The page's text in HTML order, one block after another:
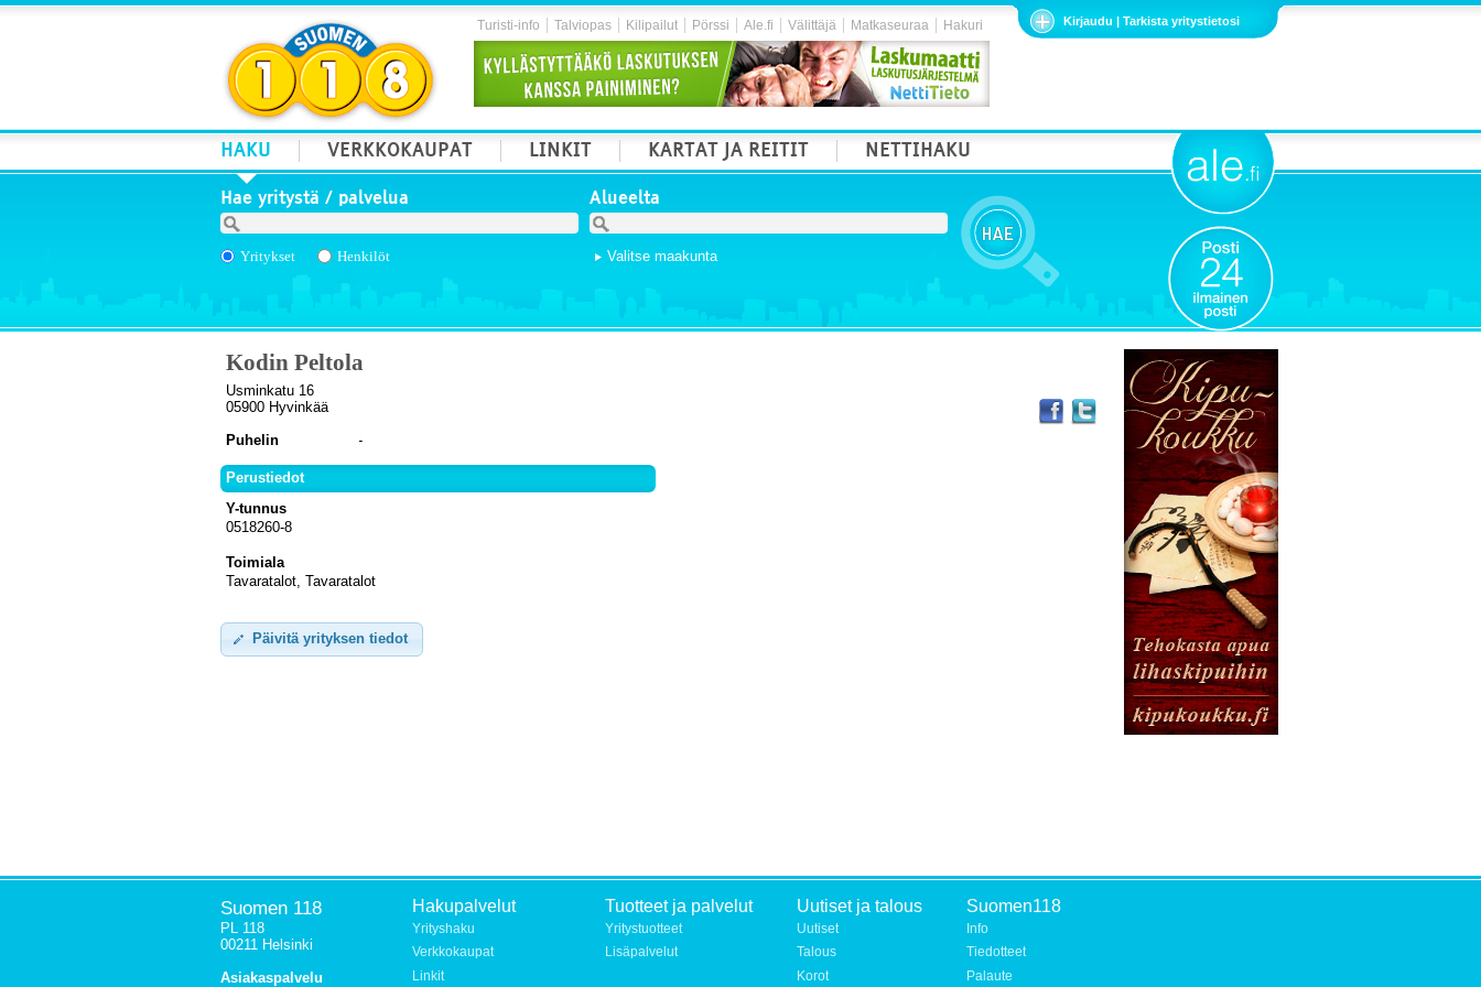
Kirjaudu | Tarkista yritystietosi
Turisti-info Talviopas Kilipailut Pörssi Ale.fi Välittäjä Matkaseuraa Hakuri
HAKU VERKKOKAUPAT LINKIT KARTAT JA REITIT NETTIHAKU
Hae yritystä / palvelua
Yritykset Henkilöt
Alueelta
Valitse maakunta
Kodin Peltola
Usminkatu 16
05900 Hyvinkää
Puhelin
Perustiedot
Y-tunnus
0518260-8
Toimiala
Tavaratalot, Tavaratalot
Päivitä yrityksen tiedot
Suomen 118
PL 118
00211 Helsinki
Asiakaspalvelu
Hakupalvelut
Yrityshaku
Verkkokaupat
Linkit
Tuotteet ja palvelut
Yritystuotteet
Lisäpalvelut
Uutiset ja talous
Uutiset
Talous
Korot
Suomen118
Info
Tiedotteet
Palaute